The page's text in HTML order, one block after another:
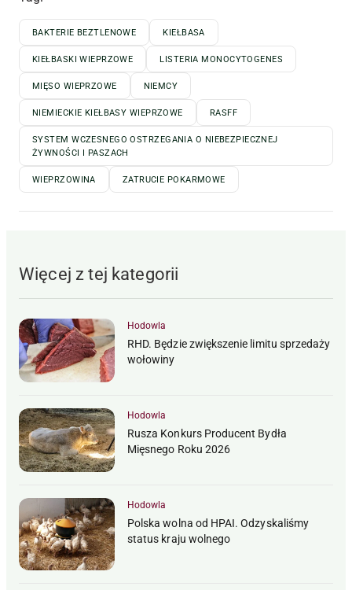
BAKTERIE BEZTLENOWE KIEŁBASA
KIEŁBASKI WIEPRZOWE LISTERIA MONOCYTOGENES
MIĘSO WIEPRZOWE NIEMCY
NIEMIECKIE KIEŁBASY WIEPRZOWE RASFF
SYSTEM WCZESNEGO OSTRZEGANIA O NIEBEZPIECZNEJ
ŻYWNOŚCI I PASZACH
WIEPRZOWINA ZATRUCIE POKARMOWE
Więcej z tej kategorii
Hodowla
RHD. Będzie zwiększenie limitu sprzedaży
wołowiny
Hodowla
Rusza Konkurs Producent Bydła
Mięsnego Roku 2026
Hodowla
Polska wolna od HPAI. Odzyskaliśmy
status kraju wolnego